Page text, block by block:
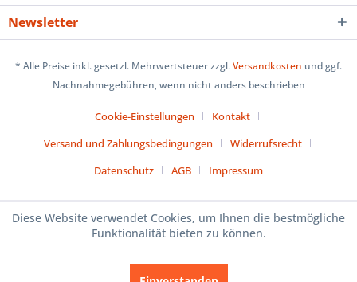
Newsletter
* Alle Preise inkl. gesetzl. Mehrwertsteuer zzgl.Versandkosten und ggf.
Nachnahmegebühren, wenn nicht anders beschrieben
Cookie-Einstellungen
Kontakt
Versand und Zahlungsbedingungen
Widerrufsrecht
Datenschutz
AGB Impressum
Diese Website verwendet Cookies, um Ihnen die bestmögliche
Funktionalität bieten zu können.